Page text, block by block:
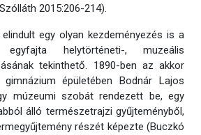
2015:206-214).
egy olyan kezdeményezés is a
helytörténeti-, muzeális
tekinthető. 1890-ben az akkor
épületében Bodnár Lajos
múzeumi szobát rendezett be, egy
álló természetrajzi gyűjteményből,
részét képezte (Buczkó